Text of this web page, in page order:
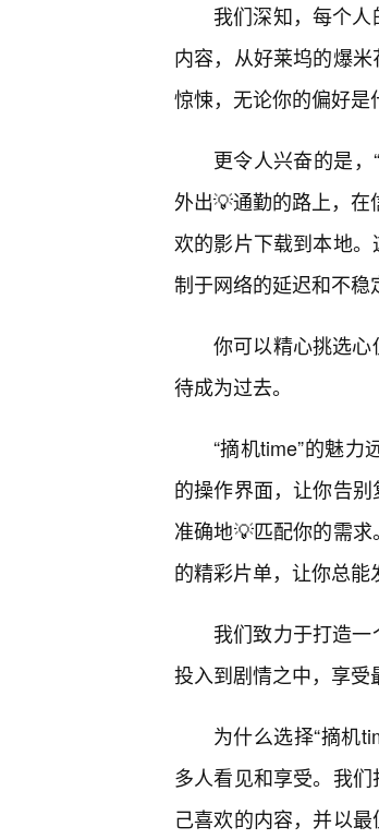
我们深知，每个
内容，从好莱坞的爆
惊悚，无论你的偏好是
更令人兴奋的是
外出💡通勤的路上，
欢的影片下载到本地
制于网络的延迟和不稳
你可以精心挑选
待成为过去。
“摘机time”的魅
的操作界面，让你告
准确地💡匹配你的需
的精彩片单，让你总能
我们致力于打造
投入到剧情之中，享受
为什么选择“摘机
多人看见和享受。我
己喜欢的内容，并以